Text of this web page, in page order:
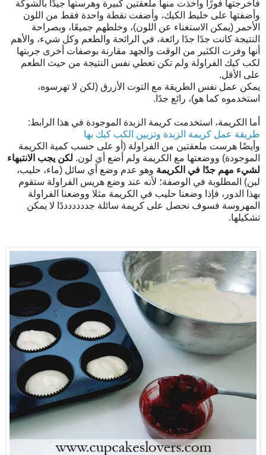
فأخرجتها فورًا وأخذت منها ملعقتين كبيرة وهرستها جيدًا بالشوكة
وأضفتها على خليط الكيك، وأضفت نقطة واحدة فقط من اللون
الأحمر (يمكن الاستغناء عن اللون)، وخلطهم جميعًا، وبصراحة
النتيجة كانت جدًا جدًا رائعة، في الرائحة والطعم وكل شيء، والأهم
أنها وفرت الكثير من الوقت والجهد مقارنة بوصفات أخرى جربتها
لكب كيك الفراولة ولم تكن تعطي نفس النتيجة من حيث الطعم
على الأقل.
يمكن عمل نفس الطريقة مع التوت الأزرق (لكن لا تهرسوه،
استخدموه كما هو)، رائع جدًا.
أما الكريمة، استخدمت كريمة الزبدة الموجودة في هذا الرابط:
طريقة عمل كريمة الزبدة وتزيين الكب كيك بها
وأيضًا هرست ملعقتين من الفراولة (أو على حسب كمية الكريمة
الموجودة) ووضعتها مع الكريمة ولم أضع أي لون. لكن يجب الانتبهاء
لشيء مهم جدًا في الكريمة وهو عدم وضع أي سائل (ماء، حليب،
لبن) المطلوبة في الوصفة؛ لأنه عند وضع هريس الفراولة ستقوم
بهذا الدور، فإذا وضعنا حليب في الكريمة مثلا ووضعنا الفراولة
المهروسة فسوف نحصل على كريمة سائلة جدددددددًا لا يمكن
تشكيلها.